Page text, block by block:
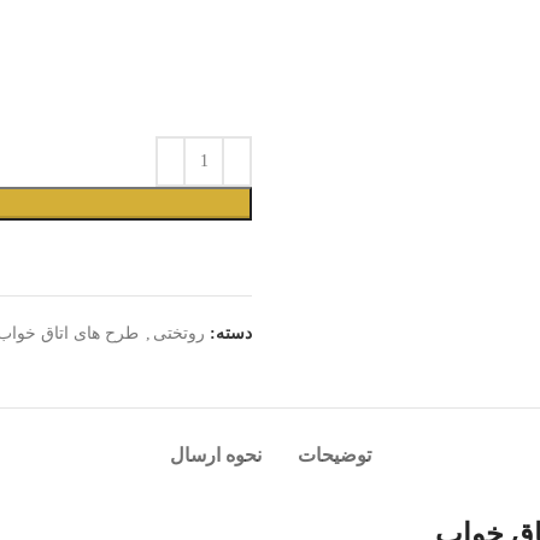
دسته: روتختی , طرح های اتاق
توضیحات نحوه ارسال